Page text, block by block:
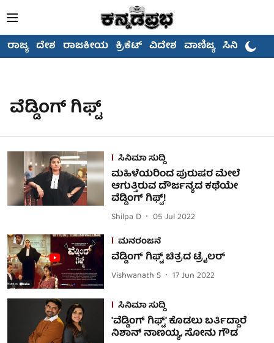
ರಾಜ್ಯ ದೇಶ ರಾಜಕೀಯ ಕ್ರಿಕೆಟ್ ವಿದೇಶ ವಾಣಿಜ್ಯ ಸಿನಿಮಾ
ವೆಡ್ಡಿಂಗ್ ಗಿಫ್ಟ್
ಸಿನಿಮಾ ಸುದ್ದಿ
ಮಹಿಳೆಯರಿಂದ ಪುರುಷರ ಮೇಲೆ
ಆಗುತ್ತಿರುವ ದೌರ್ಜನ್ಯದ ಕಥೆಯೇ
ವೆಡ್ಡಿಂಗ್ ಗಿಫ್ಟ್!
Shilpa D
05 Jul 2022
ಮನರಂಜನೆ
ವೆಡ್ಡಿಂಗ್ ಗಿಫ್ಟ್ ಚಿತ್ರದ ಟ್ರೈಲರ್
Vishwanath S 17 Jun 2022
ಸಿನಿಮಾ ಸುದ್ದಿ
'ವೆಡ್ಡಿಂಗ್ ಗಿಫ್ಟ್' ಕೊಡಲು ಬರ್ತಿದ್ದಾರೆ
ನಿಶಾನ್ ನಾಣಯ್ಯ, ಸೋನು ಗೌಡ